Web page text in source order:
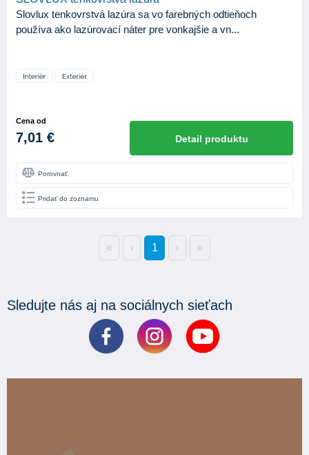
Slovlux tenkovrstvá lazúra sa vo farebných odtieňoch
používa ako lazúrovací náter pre vonkajšie a vn...
Cena od
7,01 € Detail produktu
Porovnať
Pridať do zoznamu
« ‹ 1 › »
Sledujte nás aj na sociálnych sieťach